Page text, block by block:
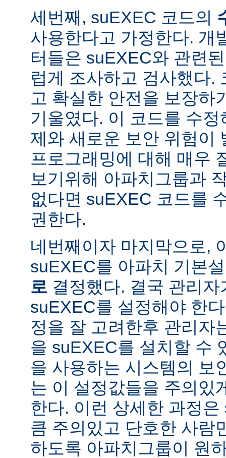
세번째, suEXEC 코드의
사용한다고 가정한다. 개
터들은 suEXEC와 관련
럽게 조사하고 검사했다.
고 확실한 안전을 보장하
기울였다. 이 코드를 수
제와 새로운 보안 위험이
프로그래밍에 대해 매우
보기위해 아파치그룹과
없다면 suEXEC 코드를
권한다.
네번째이자 마지막으로,
suEXEC를 아파치 기본
로 결정했다. 결국 관리
suEXEC를 설정해야 한
정을 잘 고려한후 관리자
을 suEXEC를 설치할 수
을 사용하는 시스템의 보
는 이 설정값들을 주의있
한다. 이런 상세한 과정
큼 주의있고 단호한 사람
하도록 아파치그룹이 원